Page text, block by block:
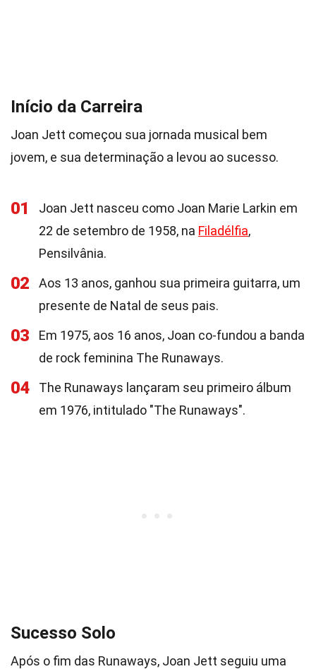
Início da Carreira
Joan Jett começou sua jornada musical bem
jovem, e sua determinação a levou ao sucesso.
01
Joan Jett nasceu como Joan Marie Larkin em
22 de setembro de 1958, na Filadélfia,
Pensilvânia.
02
Aos 13 anos, ganhou sua primeira guitarra, um
presente de Natal de seus pais.
03
Em 1975, aos 16 anos, Joan co-fundou a banda
de rock feminina The Runaways.
04
The Runaways lançaram seu primeiro álbum
em 1976, intitulado "The Runaways".
Sucesso Solo
Após o fim das Runaways, Joan Jett seguiu uma